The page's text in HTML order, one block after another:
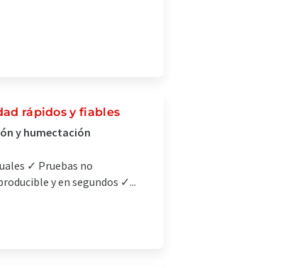
rápidos y fiables
y humectación
✓ Pruebas no
y en segundos ✓...